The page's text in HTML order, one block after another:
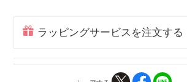
ラッピングサービスを注文する